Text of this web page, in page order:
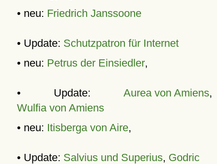
• neu: Friedrich Janssoone
• Update: Schutzpatron für Internet
• neu: Petrus der Einsiedler,
• Update: Aurea von Amiens,
Wulfia von Amiens
• neu: Itisberga von Aire,
• Update: Salvius und Superius, Godric